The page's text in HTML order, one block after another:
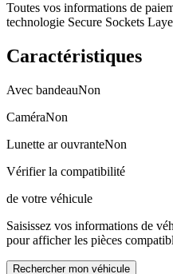
Toutes vos informations de
technologie Secure Sockets
Caractéristiques
Avec bandeauNon
CaméraNon
Lunette ar ouvranteNon
Vérifier la compatibilité
de votre véhicule
Saisissez vos informations de
pour afficher les pièces
Rechercher mon véhicule